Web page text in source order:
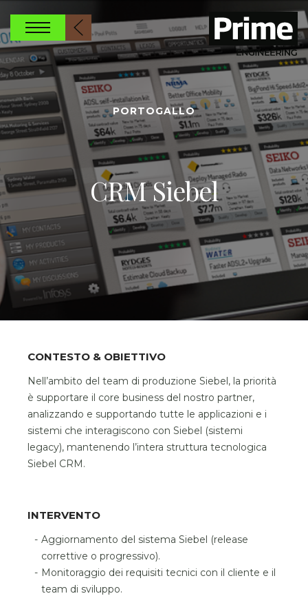
PORTOGALLO
CRM Siebel
CONTESTO & OBIETTIVO
Nell’ambito del team di produzione Siebel, la priorità
è supportare il core business del nostro partner,
analizzando e supportando tutte le applicazioni e i
sistemi che interagiscono con Siebel (sistemi
legacy), mantenendo l’intera struttura tecnologica
Siebel CRM.
INTERVENTO
Aggiornamento del sistema Siebel (release
correttive o progressivo).
Monitoraggio dei requisiti tecnici con il cliente e il
team di sviluppo.